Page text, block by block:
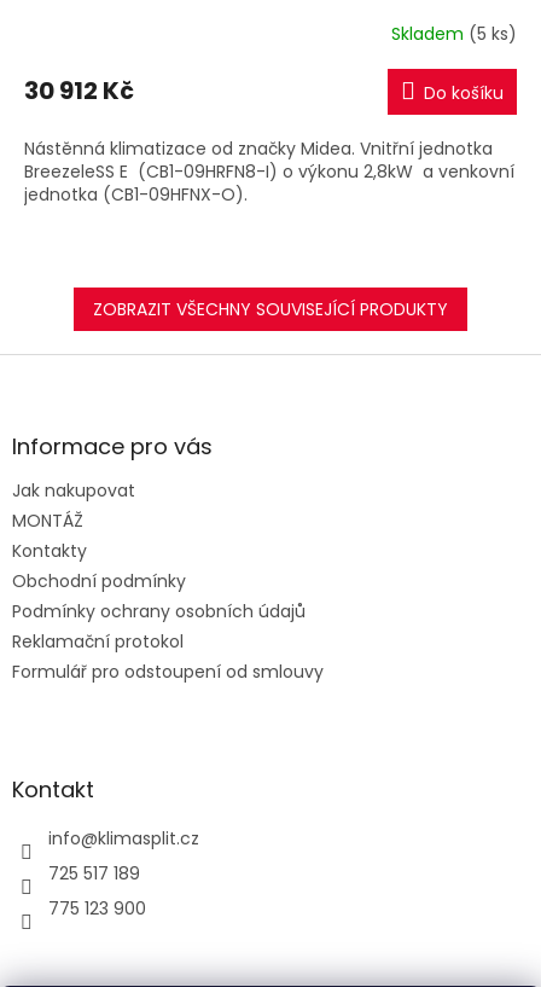
R
M
A
Skladem (5 ks)
30 912 Kč Do košíku
Nástěnná klimatizace od značky Midea. Vnitřní jednotka
BreezeleSS E (CB1-09HRFN8-I) o výkonu 2,8kW a venkovní
jednotka (CB1-09HFNX-O).
ZOBRAZIT VŠECHNY SOUVISEJÍCÍ PRODUKTY
Z
aInformace pro vás
Jak nakupovat
MONTÁŽ
Kontakty
Obchodní podmínky
Podmínky ochrany osobních údajů
Reklamační protokol
Formulář pro odstoupení od smlouvy
Kontakt
info@klimasplit.cz
725 517 189
775 123 900